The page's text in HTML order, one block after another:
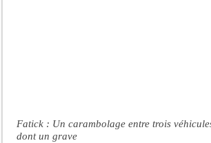
Fatick : Un carambolage entre trois
dont un grave